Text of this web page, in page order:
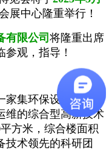
展中心隆重举行！
有限公司 将隆重出席
观，指导！
集环保设备研发设
维的综合型高新技术
方米，综合楼面积
技术领先的科研团